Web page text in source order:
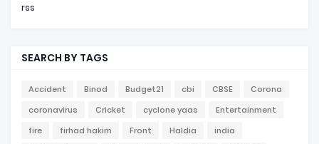
rss
SEARCH BY TAGS
Accident Binod Budget21 cbi CBSE
Corona
coronavirus
Cricket cyclone yaas
Entertainment
fire
firhad hakim Front Haldia
india